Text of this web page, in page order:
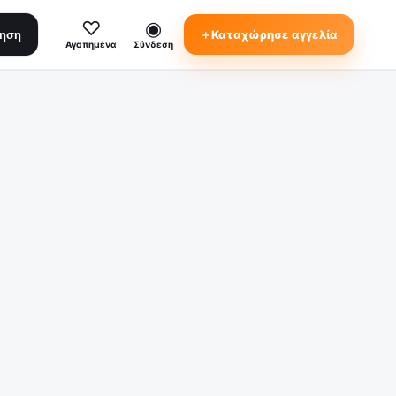
♡
Αγαπημένα
◉
Σύνδεση
＋Καταχώρησε αγγελία